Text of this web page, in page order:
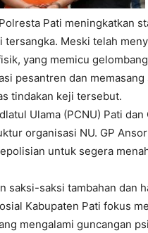
I WANT IN
the Privacy Policy.
Pati meningkatkan
Meski telah
yang memicu gelombang
pesantren dan memasang
tindakan keji tersebut.
Ulama (PCNU) Pati dan
organisasi NU. GP
untuk segera
saksi-saksi tambahan dan
Kabupaten Pati fokus
mengalami guncangan